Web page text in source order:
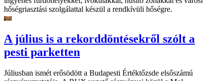
hőségriasztási szolgálattal készül a rendkívüli hőségre.
A július is a rekorddöntésekről szólt a
pesti parketten
Júliusban ismét erősödött a Budapesti Értéktőzsde elsőszámú